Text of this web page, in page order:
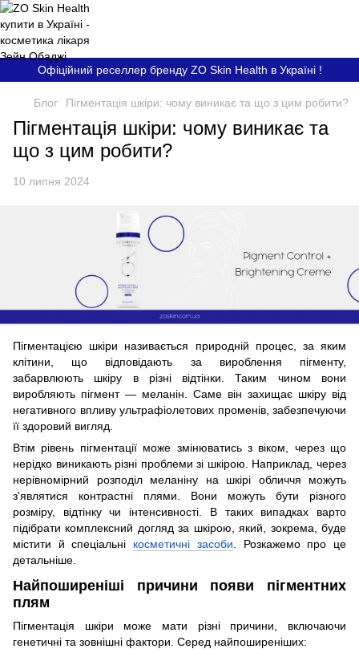
Офіційний реселлер бренду ZO Skin Health в Україні !
Блог Пігментація шкіри: чому виникає та що з цим робити?
Пігментація шкіри: чому виникає та
що з цим робити?
10 липня 2024
Пігментацією шкіри називається природній процес, за яким
клітини, що відповідають за вироблення пігменту,
забарвлюють шкіру в різні відтінки. Таким чином вони
виробляють пігмент — меланін. Саме він захищає шкіру від
негативного впливу ультрафіолетових променів, забезпечуючи
її здоровий вигляд.
Втім рівень пігментації може змінюватись з віком, через що
нерідко виникають різні проблеми зі шкірою. Наприклад, через
нерівномірний розподіл меланіну на шкірі обличчя можуть
з'являтися контрастні плями. Вони можуть бути різного
розміру, відтінку чи інтенсивності. В таких випадках варто
підібрати комплексний догляд за шкірою, який, зокрема, буде
містити й спеціальні косметичні засоби. Розкажемо про це
детальніше.
Найпоширеніші причини появи пігментних
плям
Пігментація шкіри може мати різні причини, включаючи
генетичні та зовнішні фактори. Серед найпоширеніших: